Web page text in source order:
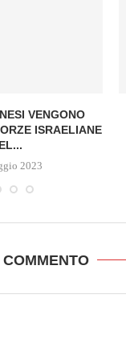
VENGONO
ISRAELIANE
2023